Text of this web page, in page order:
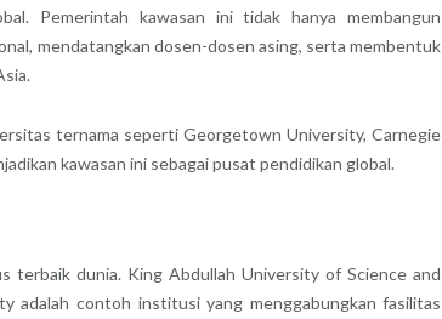
Pemerintah kawasan ini tidak hanya membangun
mendatangkan dosen-dosen asing, serta membentuk
ternama seperti Georgetown University, Carnegie
kawasan ini sebagai pusat pendidikan global.
terbaik dunia. King Abdullah University of Science and
adalah contoh institusi yang menggabungkan fasilitas